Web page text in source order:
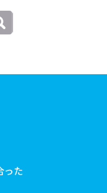
った